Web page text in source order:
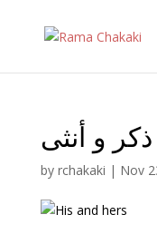
ذكر و أنثى
by rchakaki | Nov